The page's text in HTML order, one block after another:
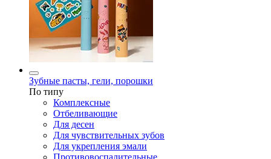
Зубные пасты, гели, порошки
По типу
Комплексные
Отбеливающие
Для десен
Для чувствительных зубов
Для укрепления эмали